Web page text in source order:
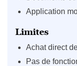
Application
Limites
Achat direct
Pas de